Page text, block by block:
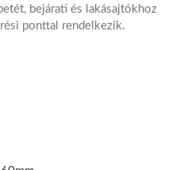
bejárati és lakásajtókhoz
ponttal rendelkezik.